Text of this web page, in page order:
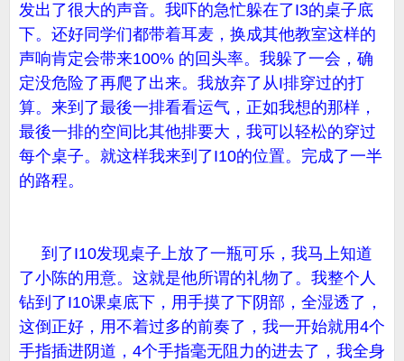
发出了很大的声音。我吓的急忙躲在了I3的桌子底
下。还好同学们都带着耳麦，换成其他教室这样的
声响肯定会带来100% 的回头率。我躲了一会，确
定没危险了再爬了出来。我放弃了从I排穿过的打
算。来到了最後一排看看运气，正如我想的那样，
最後一排的空间比其他排要大，我可以轻松的穿过
每个桌子。就这样我来到了I10的位置。完成了一半
的路程。
到了I10发现桌子上放了一瓶可乐，我马上知道
了小陈的用意。这就是他所谓的礼物了。我整个人
钻到了I10课桌底下，用手摸了下阴部，全湿透了，
这倒正好，用不着过多的前奏了，我一开始就用4个
手指插进阴道，4个手指毫无阻力的进去了，我全身